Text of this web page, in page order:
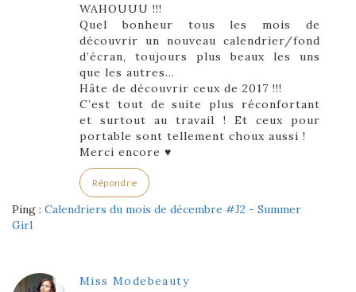
WAHOUUU !!!
Quel bonheur tous les mois de
découvrir un nouveau calendrier/fond
d’écran, toujours plus beaux les uns
que les autres…
Hâte de découvrir ceux de 2017 !!!
C’est tout de suite plus réconfortant
et surtout au travail ! Et ceux pour
portable sont tellement choux aussi !
Merci encore ♥
Répondre
Ping : Calendriers du mois de décembre #J2 - Summer
Girl
Miss Modebeauty